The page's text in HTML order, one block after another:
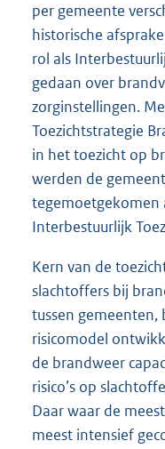
per gemeente
historische
rol als
gedaan over
zorginstellingen.
Toezichtstrategie
in het toezicht op
werden de
tegemoetgekomen
Interbestuurlijk
Kern van de
slachtoffers bij
tussen gemeenten,
risicomodel
de brandweer
risico’s op
Daar waar de
meest intensief